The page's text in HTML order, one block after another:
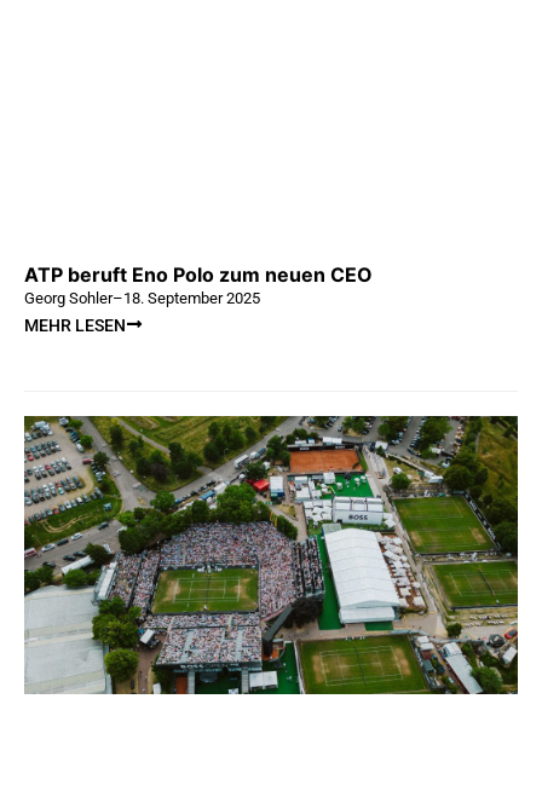
ATP beruft Eno Polo zum neuen CEO
Georg Sohler–18. September 2025
MEHR LESEN